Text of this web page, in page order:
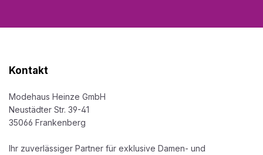
Kontakt
Modehaus Heinze GmbH
Neustädter Str. 39-41
35066 Frankenberg
Ihr zuverlässiger Partner für exklusive Damen- und